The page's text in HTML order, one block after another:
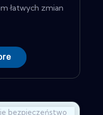
łatwych zmian